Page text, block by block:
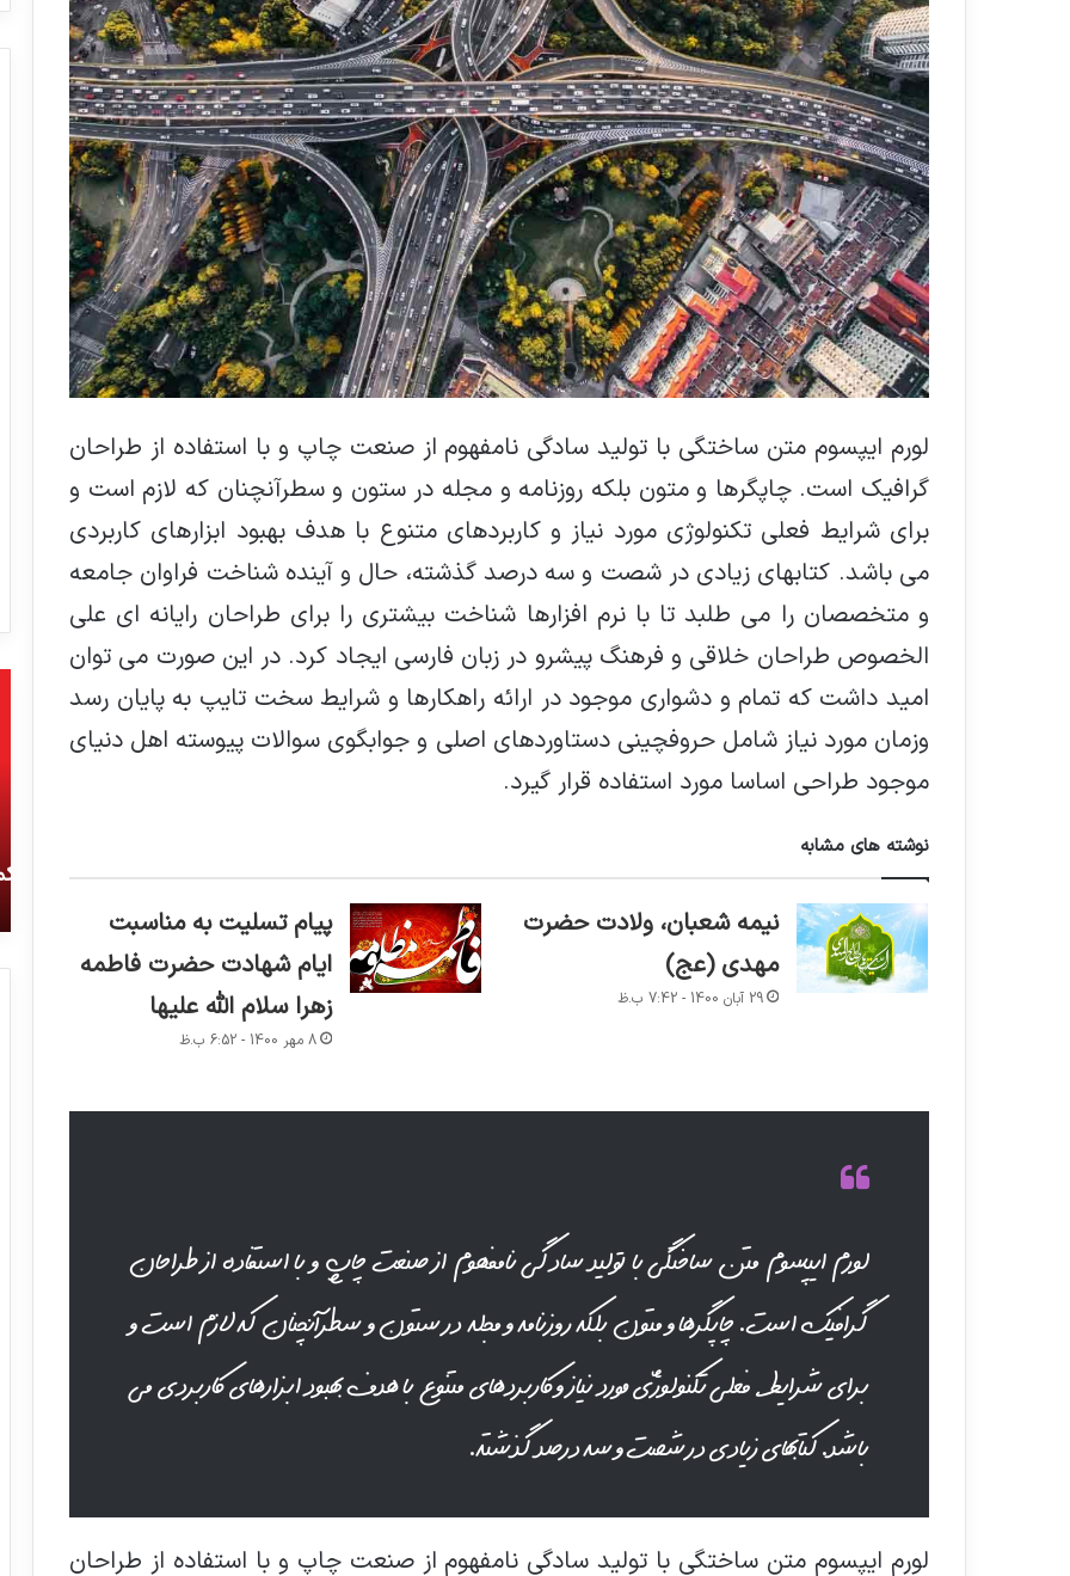
لورم ایپسوم متن ساختگی با تولید سادگی نامفهوم از صنعت چاپ و با استفاده از طراحان
گرافیک است. چاپگرها و متون بلکه روزنامه و مجله در ستون و سطرآنچنان که لازم است و
برای شرایط فعلی تکنولوژی مورد نیاز و کاربردهای متنوع با هدف بهبود ابزارهای کاربردی
می باشد. کتابهای زیادی در شصت و سه درصد گذشته، حال و آینده شناخت فراوان جامعه
و متخصصان را می طلبد تا با نرم افزارها شناخت بیشتری را برای طراحان رایانه ای علی
الخصوص طراحان خلاقی و فرهنگ پیشرو در زبان فارسی ایجاد کرد. در این صورت می توان
امید داشت که تمام و دشواری موجود در ارائه راهکارها و شرایط سخت تایپ به پایان رسد
وزمان مورد نیاز شامل حروفچینی دستاوردهای اصلی و جوابگوی سوالات پیوسته اهل دنیای
موجود طراحی اساسا مورد استفاده قرار گیرد.
نوشته های مشابه
نیمه شعبان، ولادت حضرت
مهدی (عج)
29 آبان 1400 - 7:42 ب.ظ
پیام تسلیت به مناسبت
ایام شهادت حضرت فاطمه
زهرا سلام الله علیها
8 مهر 1400 - 6:52 ب.ظ
لورم ایپسوم متن ساختگی با تولید سادگی نامفهوم از صنعت چاپ و با استفاده از طراحان
گرافیک است. چاپگرها و متون بلکه روزنامه و مجله در ستون و سطرآنچنان که لازم است و
برای شرایط فعلی تکنولوژی مورد نیاز و کاربردهای متنوع با هدف بهبود ابزارهای کاربردی می
باشد. کتابهای زیادی در شصت و سه درصد گذشته.
لورم ایپسوم متن ساختگی با تولید سادگی نامفهوم از صنعت چاپ و با استفاده از طراحان
سخت‌ترین
فصل
تاریخ
لیگ
25 آبان 1400 - 7:42 ب.ظ
این سخت‌ترین فصل تاریخ لیگ برتر است
با
کارخانه‌های
تراشه‌ها
پایان
می‌بخشد
تسلا با ساخت کارخانه‌های جدید به کمبود جهانی
تراشه‌ها پایان می‌بخشد